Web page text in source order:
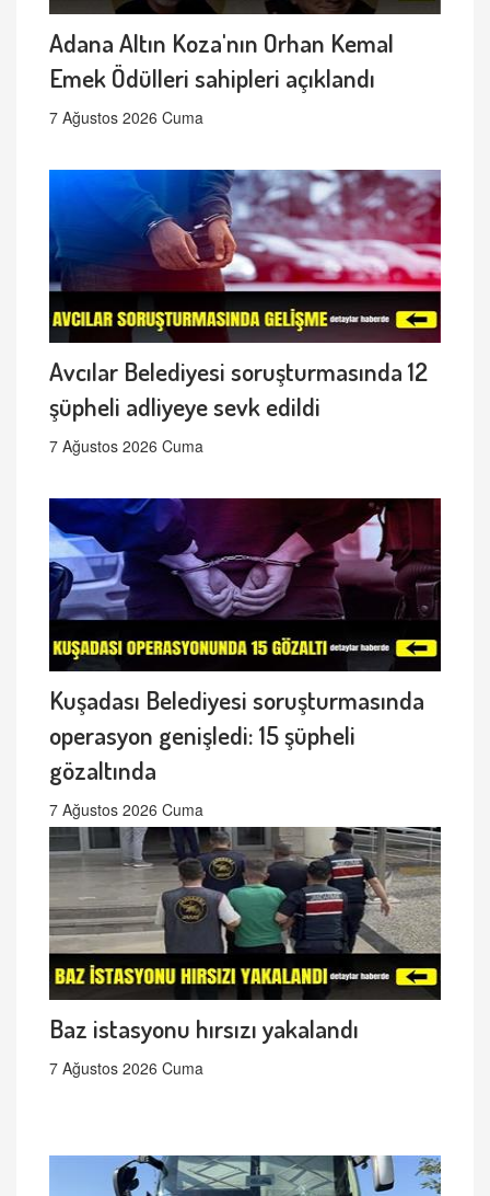
Adana Altın Koza'nın Orhan Kemal
Emek Ödülleri sahipleri açıklandı
7 Ağustos 2026 Cuma
Avcılar Belediyesi soruşturmasında 12
şüpheli adliyeye sevk edildi
7 Ağustos 2026 Cuma
Kuşadası Belediyesi soruşturmasında
operasyon genişledi: 15 şüpheli
gözaltında
7 Ağustos 2026 Cuma
Baz istasyonu hırsızı yakalandı
7 Ağustos 2026 Cuma